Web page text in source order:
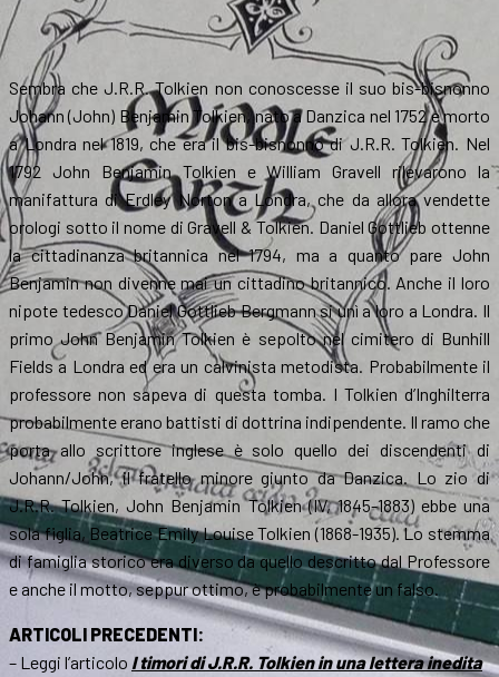
Sembra che J.R.R. Tolkien non conoscesse il suo bis-bisnonno
Johann (John) Benjamin Tolkien, nato a Danzica nel 1752 e morto
a Londra nel 1819, che era il bis-bisnonno di J.R.R. Tolkien. Nel
1792 John Benjamin Tolkien e William Gravell rilevarono la
manifattura di Erdley Norton a Londra, che da allora vendette
orologi sotto il nome di Gravell & Tolkien. Daniel Gottlieb ottenne
la cittadinanza britannica nel 1794, ma a quanto pare John
Benjamin non divenne mai un cittadino britannico. Anche il loro
nipote tedesco Daniel Gottlieb Bergmann si unì a loro a Londra. Il
primo John Benjamin Tolkien è sepolto nel cimitero di Bunhill
Fields a Londra ed era un calvinista metodista. Probabilmente il
professore non sapeva di questa tomba. I Tolkien d’Inghilterra
probabilmente erano battisti di dottrina indipendente. Il ramo che
porta allo scrittore inglese è solo quello dei discendenti di
Johann/John, il fratello minore giunto da Danzica. Lo zio di
J.R.R. Tolkien, John Benjamin Tolkien (IV, 1845-1883) ebbe una
sola figlia, Beatrice Emily Louise Tolkien (1868-1935). Lo stemma
di famiglia storico era diverso da quello descritto dal Professore
e anche il motto, seppur ottimo, è probabilmente un falso.
ARTICOLI PRECEDENTI:
– Leggi l’articolo I timori di J.R.R. Tolkien in una lettera inedita